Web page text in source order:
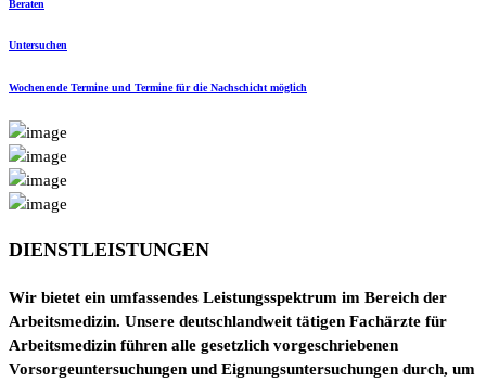
Beraten
Untersuchen
Wochenende Termine und Termine für die Nachschicht möglich
DIENSTLEISTUNGEN
Wir bietet ein umfassendes Leistungsspektrum im Bereich der
Arbeitsmedizin. Unsere deutschlandweit tätigen Fachärzte für
Arbeitsmedizin führen alle gesetzlich vorgeschriebenen
Vorsorgeuntersuchungen und Eignungsuntersuchungen durch, um